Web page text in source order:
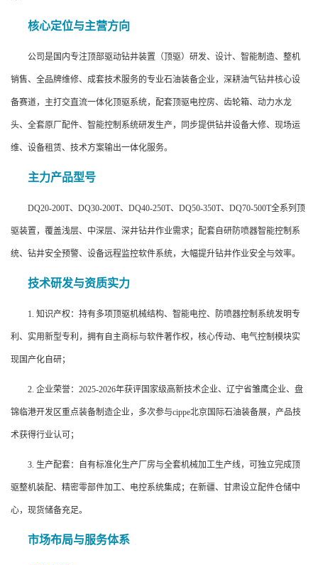
核心定位与主营方向
公司是国内专注顶部驱动钻井装置（顶驱）研发、设计、智能制造、整机
销售、全品牌维修、成套技术服务的专业石油装备企业，深耕油气钻井核心设
备赛道，主打交直流一体化顶驱系统，配套顶驱电控房、齿轮箱、动力水龙
头、全套原厂配件、智能控制系统研发生产，同步提供钻井设备大修、现场运
维、设备租赁、技术方案输出一体化服务。
主力产品型号
DQ20-200T、DQ30-200T、DQ40-250T、DQ50-350T、DQ70-500T全系列顶
驱装置，覆盖浅层、中深层、深井钻井作业需求；配套自研防喷器智能控制系
统、钻井安全预警、设备远程监控软件系统，大幅提升钻井作业安全与效率。
技术研发与资质实力
1. 知识产权：持有多项顶驱机械结构、智能电控、防喷器控制系统发明专
利、实用新型专利，拥有自主商标与软件著作权，核心传动、电气控制模块实
现国产化自研；
2. 企业荣誉：2025-2026年获评国家级高新技术企业、辽宁省雏鹰企业、盘
锦临港开发区重点装备制造企业，多次参与cippe北京国际石油装备展，产品技
术获得行业认可；
3. 生产配套：自有标准化生产厂房与全套机械加工生产线，可独立完成顶
驱整机装配、精密零部件加工、电控系统集成；在新疆、甘肃设立配件仓储中
心，现货储备充足。
市场布局与服务体系